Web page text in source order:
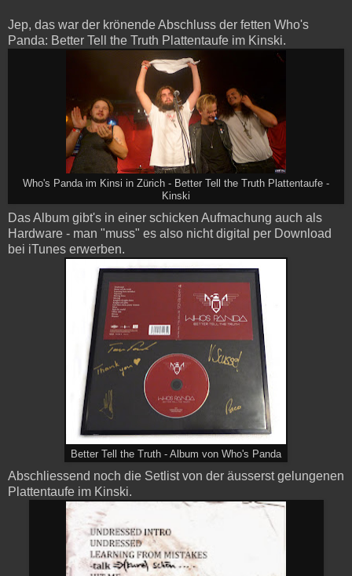
Jep, das war der krönende Abschluss der fetten Who's
Panda: Better Tell the Truth Plattentaufe im Kinski.
Who's Panda im Kinsi in Zürich - Better Tell the Truth Plattentaufe -
Kinski
Das Album gibt's in einer schicken Aufmachung auch als
Hardware - man "muss" es also nicht digital per Download
bei iTunes erwerben.
Better Tell the Truth - Album von Who's Panda
Abschliessend noch die Setlist von der äusserst gelungenen
Plattentaufe im Kinski.